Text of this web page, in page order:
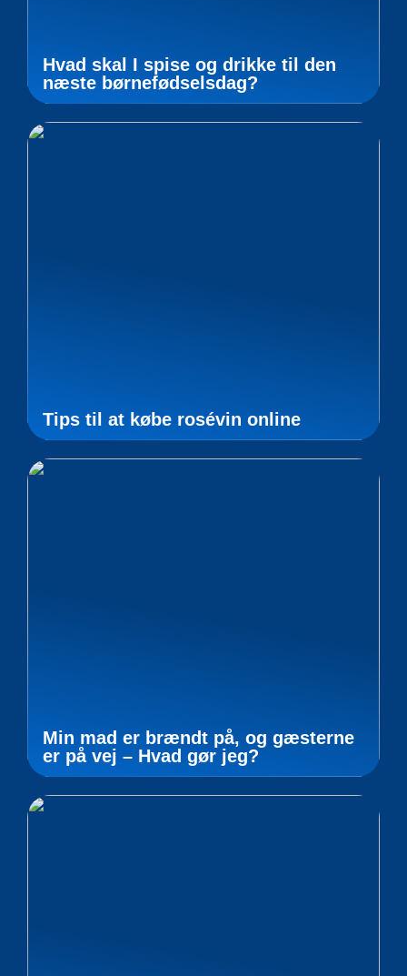
Hvad skal I spise og drikke til den
næste børnefødselsdag?
Tips til at købe rosévin online
Min mad er brændt på, og gæsterne
er på vej – Hvad gør jeg?